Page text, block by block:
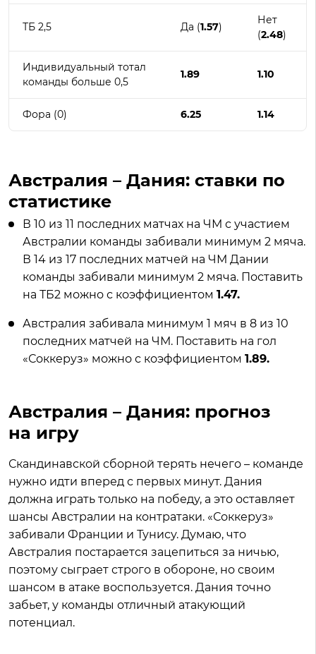
ТБ 2,5 Да (1.57)
Нет
(2.48)
Индивидуальный тотал
команды больше 0,5
1.89 1.10
Фора (0) 6.25 1.14
Австралия – Дания: ставки по
статистике
В 10 из 11 последних матчах на ЧМ с участием
Австралии команды забивали минимум 2 мяча.
В 14 из 17 последних матчей на ЧМ Дании
команды забивали минимум 2 мяча. Поставить
на ТБ2 можно с коэффициентом 1.47.
Австралия забивала минимум 1 мяч в 8 из 10
последних матчей на ЧМ. Поставить на гол
«Соккеруз» можно с коэффициентом 1.89.
Австралия – Дания: прогноз
на игру
Скандинавской сборной терять нечего – команде
нужно идти вперед с первых минут. Дания
должна играть только на победу, а это оставляет
шансы Австралии на контратаки. «Соккеруз»
забивали Франции и Тунису. Думаю, что
Австралия постарается зацепиться за ничью,
поэтому сыграет строго в обороне, но своим
шансом в атаке воспользуется. Дания точно
забьет, у команды отличный атакующий
потенциал.